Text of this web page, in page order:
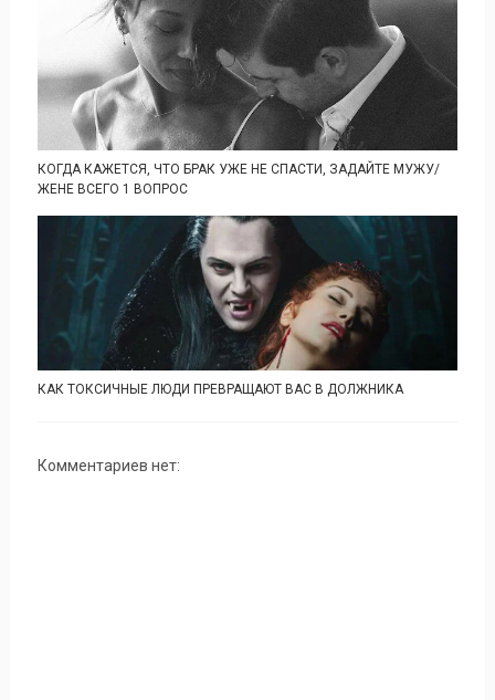
КОГДА КАЖЕТСЯ, ЧТО БРАК УЖЕ НЕ СПАСТИ, ЗАДАЙТЕ МУЖУ/
ЖЕНЕ ВСЕГО 1 ВОПРОС
КАК ТОКСИЧНЫЕ ЛЮДИ ПРЕВРАЩАЮТ ВАС В ДОЛЖНИКА
Комментариев нет: